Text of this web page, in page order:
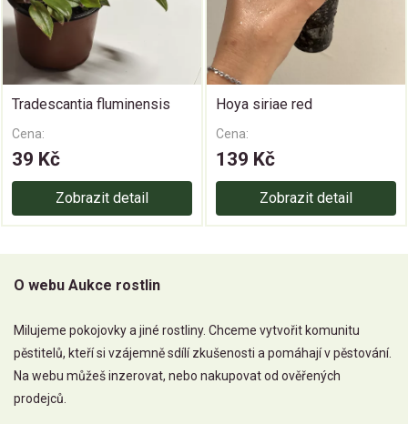
Tradescantia fluminensis
Cena:
39 Kč
Zobrazit detail
Hoya siriae red
Cena:
139 Kč
Zobrazit detail
O webu Aukce rostlin
Milujeme pokojovky a jiné rostliny. Chceme vytvořit komunitu
pěstitelů, kteří si vzájemně sdílí zkušenosti a pomáhají v pěstování.
Na webu můžeš inzerovat, nebo nakupovat od ověřených
prodejců.